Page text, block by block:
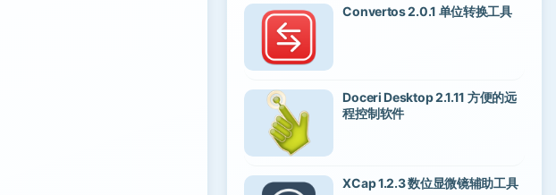
Convertos 2.0.1 单位转换工具
Doceri Desktop 2.1.11 方便的远
程控制软件
XCap 1.2.3 数位显微镜辅助工具